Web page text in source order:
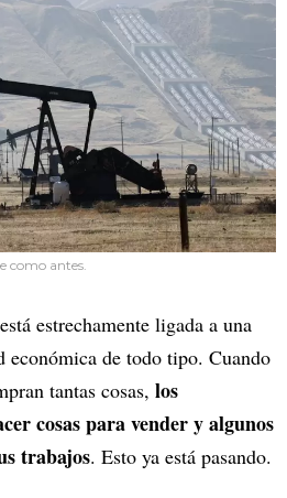
como antes.
estrechamente ligada a una
económica de todo tipo. Cuando
tantas cosas, los
cosas para vender y algunos
trabajos. Esto ya está pasando.